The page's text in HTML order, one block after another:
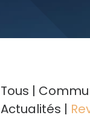
Tous
Actualités